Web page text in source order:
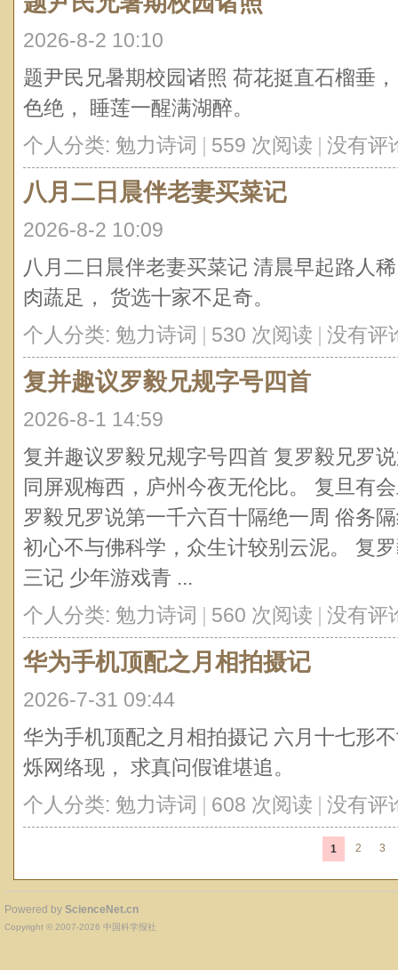
2026-8-2 10:10
题尹民兄暑期校园诸照 荷花挺直石榴垂
色绝， 睡莲一醒满湖醉。
个人分类: 勉力诗词 | 559 次阅读 | 没有评
八月二日晨伴老妻买菜记
2026-8-2 10:09
八月二日晨伴老妻买菜记 清晨早起路人
肉蔬足， 货选十家不足奇。
个人分类: 勉力诗词 | 530 次阅读 | 没有评
复并趣议罗毅兄规字号四首
2026-8-1 14:59
复并趣议罗毅兄规字号四首 复罗毅兄罗
同屏观梅西，庐州今夜无伦比。 复旦有
罗毅兄罗说第一千六百十隔绝一周 俗务
初心不与佛科学，众生计较别云泥。 复
三记 少年游戏青 ...
个人分类: 勉力诗词 | 560 次阅读 | 没有评
华为手机顶配之月相拍摄记
2026-7-31 09:44
华为手机顶配之月相拍摄记 六月十七形
烁网络现， 求真问假谁堪追。
个人分类: 勉力诗词 | 608 次阅读 | 没有评
1 2 3
Powered by ScienceNet.cn
Copyright © 2007-2026 中国科学报社